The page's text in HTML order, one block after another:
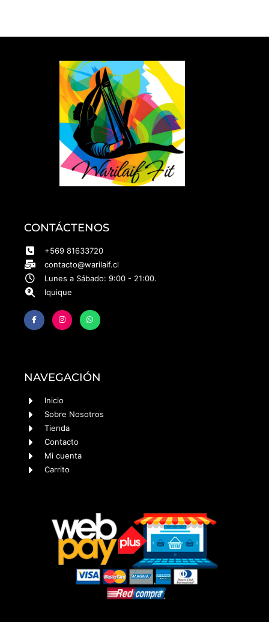
CONTÁCTENOS
+569 81633720
contacto@warilaif.cl
Lunes a Sábado: 9:00 - 21:00.
Iquique
NAVEGACIÓN
Inicio
Sobre Nosotros
Tienda
Contacto
Mi cuenta
Carrito